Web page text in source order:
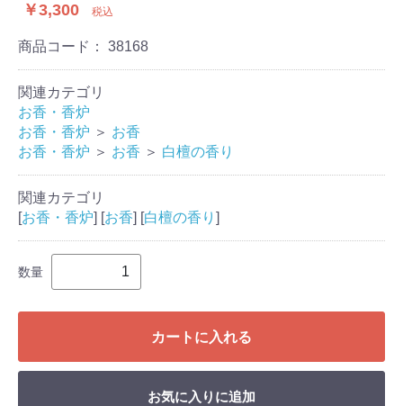
￥3,300 税込
商品コード： 38168
関連カテゴリ
お香・香炉
お香・香炉 ＞ お香
お香・香炉 ＞ お香 ＞ 白檀の香り
関連カテゴリ
お香・香炉 お香 白檀の香り
数量
カートに入れる
お気に入りに追加